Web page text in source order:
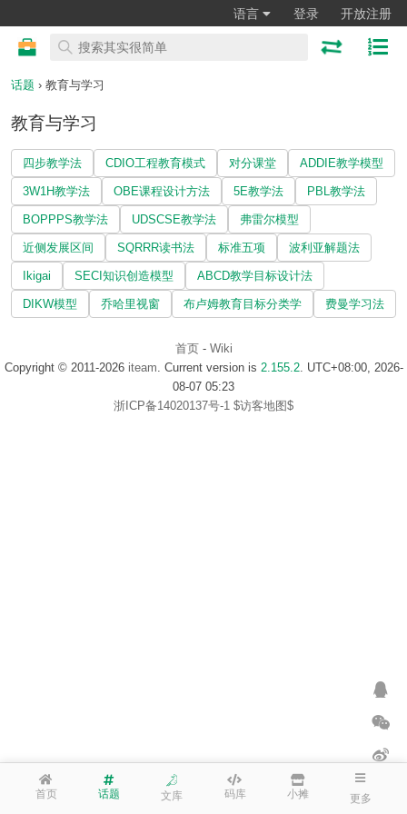
语言 登录 开放注册
首页 话题 文库 码库 小摊 更多
话题 › 教育与学习
教育与学习
四步教学法 CDIO工程教育模式 对分课堂 ADDIE教学模型
3W1H教学法 OBE课程设计方法 5E教学法 PBL教学法
BOPPPS教学法 UDSCSE教学法 弗雷尔模型
近侧发展区间 SQRRR读书法 标准五项 波利亚解题法
Ikigai SECI知识创造模型 ABCD教学目标设计法
DIKW模型 乔哈里视窗 布卢姆教育目标分类学 费曼学习法
首页- Wiki
Copyright © 2011-2026 iteam. Current version is 2.155.2. UTC+08:00, 2026-
08-07 05:23
浙ICP备14020137号-1 $访客地图$